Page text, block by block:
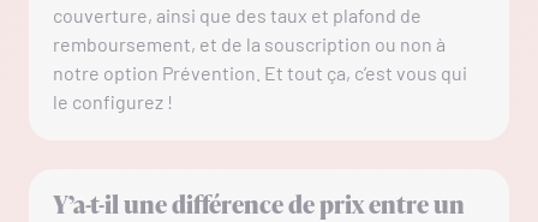
couverture, ainsi que des taux et plafond de
remboursement, et de la souscription ou non à
notre option Prévention. Et tout ça, c’est vous qui
le configurez !
Y’a-t-il une différence de prix entre un